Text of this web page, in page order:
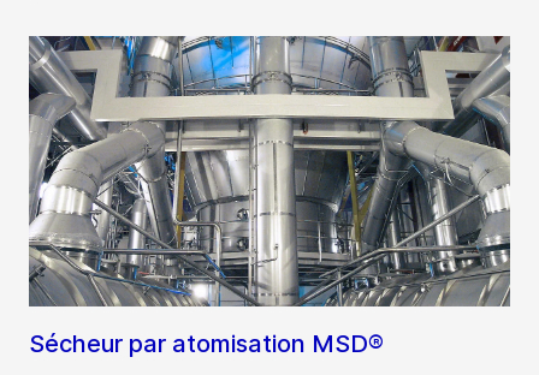
Sécheur par atomisation MSD®